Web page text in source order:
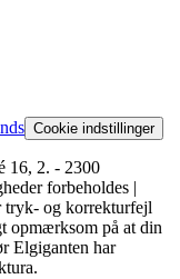
Cookie indstillinger
16, 2. - 2300
forbeholdes |
tryk- og korrekturfejl
opmærksom på at din
Elgiganten har